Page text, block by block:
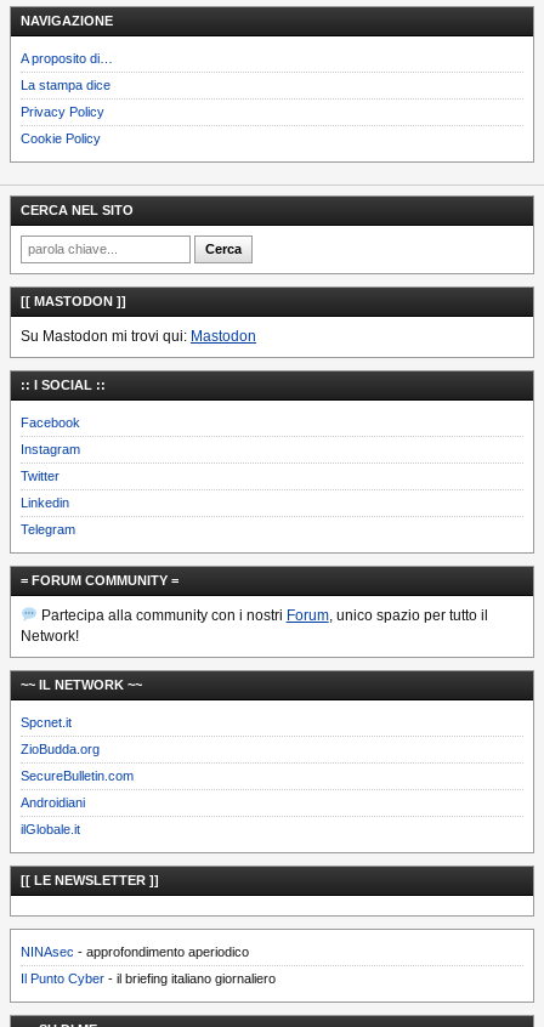
NAVIGAZIONE
A proposito di…
La stampa dice
Privacy Policy
Cookie Policy
CERCA NEL SITO
[[ MASTODON ]]
Su Mastodon mi trovi qui: Mastodon
:: I SOCIAL ::
Facebook
Instagram
Twitter
Linkedin
Telegram
= FORUM COMMUNITY =
Partecipa alla community con i nostri Forum, unico spazio per tutto il
Network!
~~ IL NETWORK ~~
Spcnet.it
ZioBudda.org
SecureBulletin.com
Androidiani
ilGlobale.it
[[ LE NEWSLETTER ]]
NINAsec - approfondimento aperiodico
Il Punto Cyber - il briefing italiano giornaliero